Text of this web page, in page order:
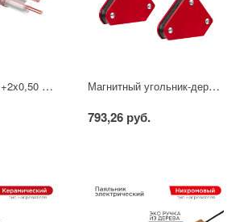
Кабель КВК-П-2 +2x0,50 мм² (Cu/CCA) (96) черный, 200 м, PROconnect Магнитный угольник-держатель для сварки набор 4 шт. на 4 кг REXANT
793,26 руб.